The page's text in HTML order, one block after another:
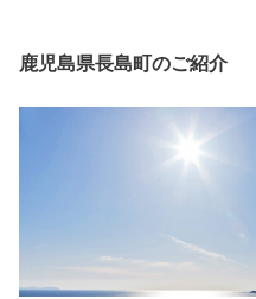
鹿児島県長島町のご紹介